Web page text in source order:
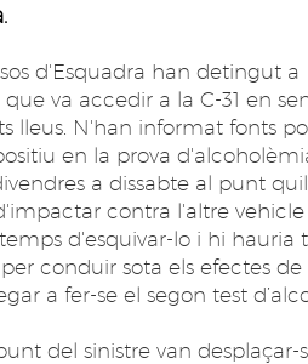
d'Esquadra han detingut
que va accedir a la C-31 en
lleus. N'han informat fonts
en la prova
a dissabte al punt
contra l'altre
d'esquivar-lo i hi
conduir sota els efectes
a fer-se el segon test
del sinistre van desplaçar-